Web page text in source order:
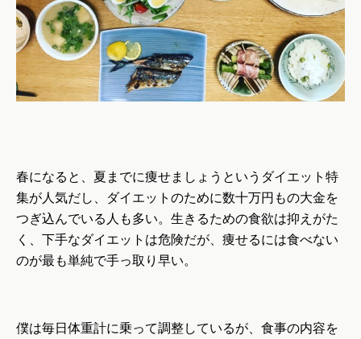
春になると、夏までに痩せましょうというダイエット特
集が人気だし、ダイエットのために数十万円もの大金を
つぎ込んでいる人も多い。生きるための食欲は抑えがた
く、下手なダイエットは危険だが、痩せるには食べない
のが最も単純で手っ取り早い。
僕は毎日体重計に乗って調整しているが、食事の内容を